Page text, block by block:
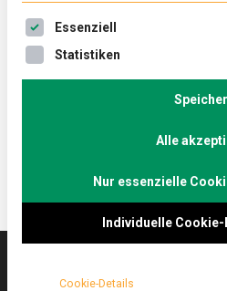
26. August 2022
Blumen machen sich nicht
sondern auch auf dem Teller.
Lebensmittelmagazin.de hat
Es folgt eine Liste der
Essenziell
Statistiken
Alle
Nur essenzielle
Individuelle
Cookie-Details